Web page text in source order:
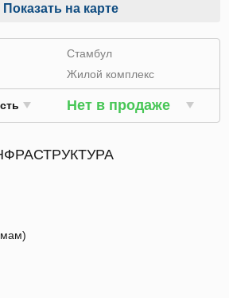
Показать на карте
Стамбул
Жилой комплекс
Нет в продаже